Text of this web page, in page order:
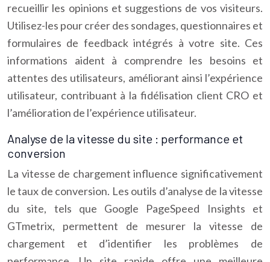
recueillir les opinions et suggestions de vos visiteurs.
Utilisez-les pour créer des sondages, questionnaires et
formulaires de feedback intégrés à votre site. Ces
informations aident à comprendre les besoins et
attentes des utilisateurs, améliorant ainsi l’expérience
utilisateur, contribuant à la fidélisation client CRO et
l’amélioration de l’expérience utilisateur.
Analyse de la vitesse du site : performance et
conversion
La vitesse de chargement influence significativement
le taux de conversion. Les outils d’analyse de la vitesse
du site, tels que Google PageSpeed Insights et
GTmetrix, permettent de mesurer la vitesse de
chargement et d’identifier les problèmes de